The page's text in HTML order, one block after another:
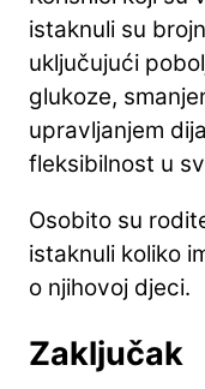
istaknuli su
uključujući
glukoze,
upravljanjem
fleksibilnost u
Osobito su
istaknuli koliko
o njihovoj djeci.
Zaključak